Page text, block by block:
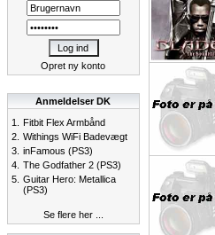
Opret ny konto
Anmeldelser DK
1.
Fitbit Flex Armbånd
2. Withings WiFi Badevægt
3. inFamous (PS3)
4. The Godfather 2 (PS3)
5. Guitar Hero: Metallica
(PS3)
Se flere her ...